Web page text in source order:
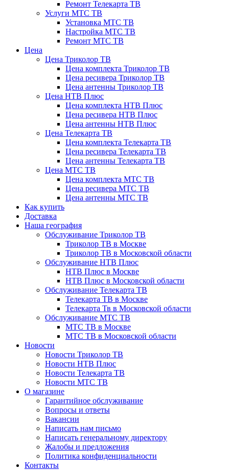
Ремонт Телекарта ТВ
Услуги МТС ТВ
Установка МТС ТВ
Настройка МТС ТВ
Ремонт МТС ТВ
Цена
Цена Триколор ТВ
Цена комплекта Триколор ТВ
Цена ресивера Триколор ТВ
Цена антенны Триколор ТВ
Цена НТВ Плюс
Цена комплекта НТВ Плюс
Цена ресивера НТВ Плюс
Цена антенны НТВ Плюс
Цена Телекарта ТВ
Цена комплекта Телекарта ТВ
Цена ресивера Телекарта ТВ
Цена антенны Телекарта ТВ
Цена МТС ТВ
Цена комплекта МТС ТВ
Цена ресивера МТС ТВ
Цена антенны МТС ТВ
Как купить
Доставка
Наша география
Обслуживание Триколор ТВ
Триколор ТВ в Москве
Триколор ТВ в Московской области
Обслуживание НТВ Плюс
НТВ Плюс в Москве
НТВ Плюс в Московской области
Обслуживание Телекарта ТВ
Телекарта ТВ в Москве
Телекарта Тв в Московской области
Обслуживание МТС ТВ
МТС ТВ в Москве
МТС ТВ в Московской области
Новости
Новости Триколор ТВ
Новости НТВ Плюс
Новости Телекарта ТВ
Новости МТС ТВ
О магазине
Гарантийное обслуживание
Вопросы и ответы
Вакансии
Написать нам письмо
Написать генеральному директору
Жалобы и предложения
Политика конфиденциальности
Контакты